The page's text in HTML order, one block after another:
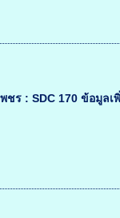
ชร : SDC 170 ข้อมูล